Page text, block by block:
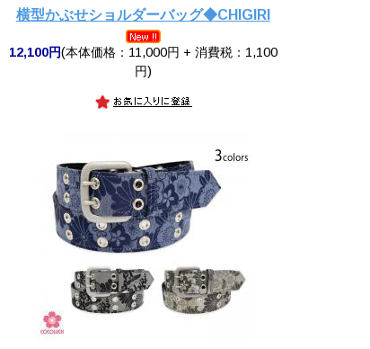
横型かぶせショルダーバッグ◆CHIGIRI
12,100円(本体価格：11,000円 + 消費税：1,100
円)